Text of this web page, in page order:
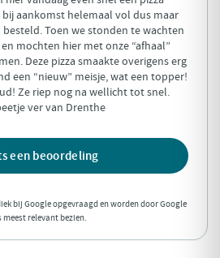
bij aankomst helemaal vol dus maar
Toen we stonden te wachten
mochten hier met onze “afhaal”
Deze pizza smaakte overigens erg
een “nieuw” meisje, wat een topper!
Ze riep nog na wellicht tot snel.
ver van Drenthe
een beoordeling
bij Google opgevraagd en worden door Google
meest relevant bezien.